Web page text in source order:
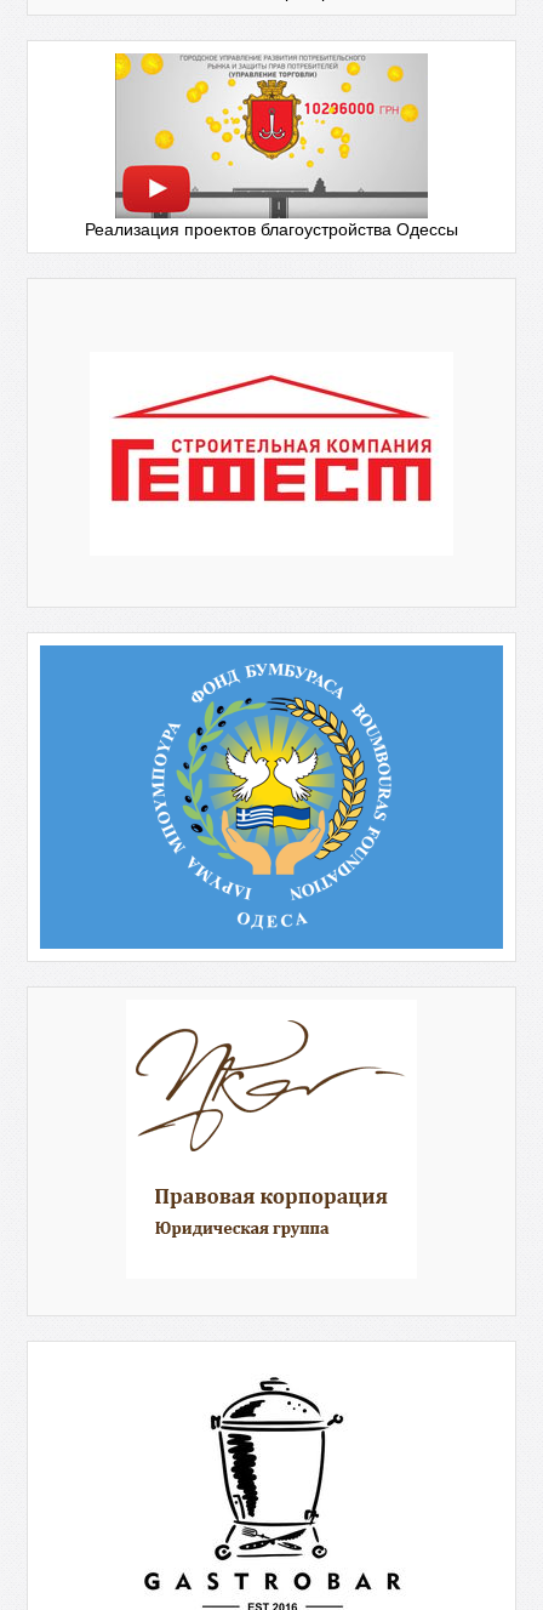
Реализация проектов благоустройства Одессы